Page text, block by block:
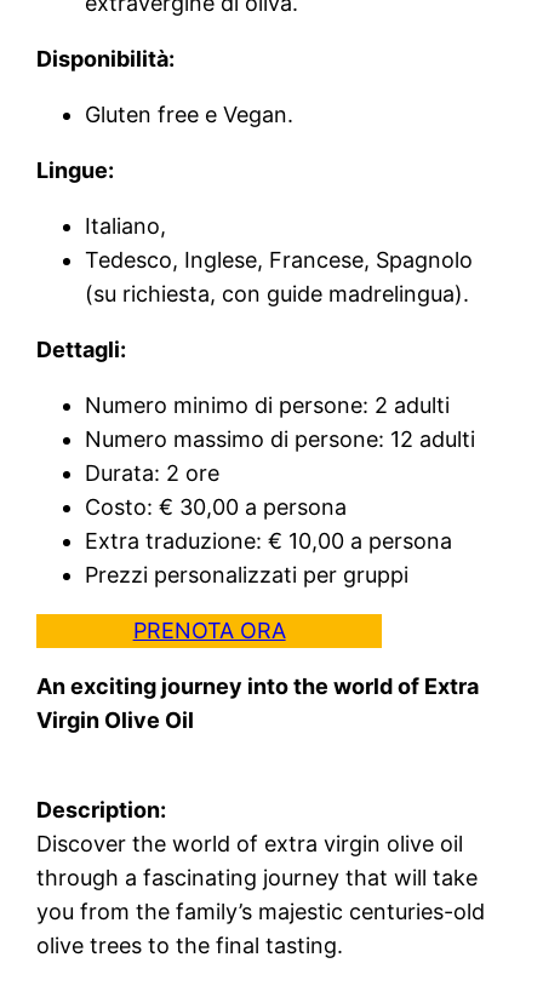
Disponibilità:
Gluten free e Vegan.
Lingue:
Italiano,
Tedesco, Inglese, Francese, Spagnolo
(su richiesta, con guide madrelingua).
Dettagli:
Numero minimo di persone: 2 adulti
Numero massimo di persone: 12 adulti
Durata: 2 ore
Costo: € 30,00 a persona
Extra traduzione: € 10,00 a persona
Prezzi personalizzati per gruppi
PRENOTA ORA
An exciting journey into the world of Extra
Virgin Olive Oil
Description:
Discover the world of extra virgin olive oil
through a fascinating journey that will take
you from the family’s majestic centuries-old
olive trees to the final tasting.